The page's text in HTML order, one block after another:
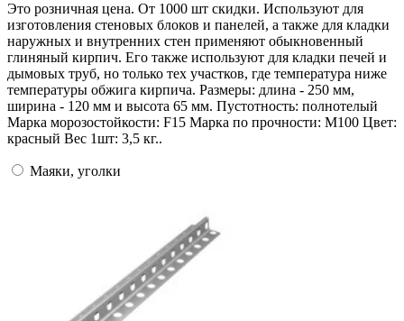
Это розничная цена. От 1000 шт скидки. Используют для
изготовления стеновых блоков и панелей, а также для кладки
наружных и внутренних стен применяют обыкновенный
глиняный кирпич. Его также используют для кладки печей и
дымовых труб, но только тех участков, где температура ниже
температуры обжига кирпича. Размеры: длина - 250 мм,
ширина - 120 мм и высота 65 мм. Пустотность: полнотелый
Марка морозостойкости: F15 Марка по прочности: М100 Цвет:
красный Вес 1шт: 3,5 кг..
Маяки, уголки